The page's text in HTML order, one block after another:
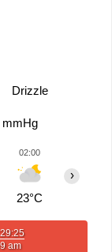
Drizzle
mmHg
02:00
23°C
›